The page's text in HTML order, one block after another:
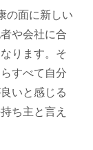
の面に新しい
や会社に合
ります。そ
すべて自分
いと感じる
ち主と言え